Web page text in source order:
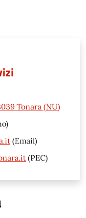
Tonara (NU)
(Email)
(PEC)